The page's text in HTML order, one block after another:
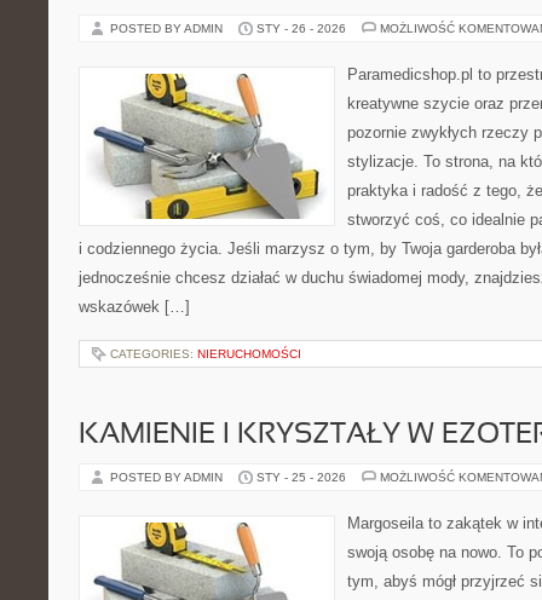
POSTED BY ADMIN STY - 26 - 2026 MOŻLIWOŚĆ
Paramedicshop.pl to
kreatywne szycie oraz
pozornie zwykłych rzeczy
stylizacje. To strona, na
praktyka i radość z tego,
stworzyć coś, co idealnie
i codziennego życia. Jeśli marzysz o tym, by Twoja garderoba
jednocześnie chcesz działać w duchu świadomej mody,
wskazówek […]
CATEGORIES: NIERUCHOMOŚCI
KAMIENIE I KRYSZTAŁY W
POSTED BY ADMIN STY - 25 - 2026 MOŻLIWOŚĆ
Margoseila to zakątek w
swoją osobę na nowo. To
tym, abyś mógł przyjrzeć